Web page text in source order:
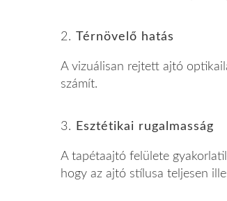
2. Térnövelő hatás
A vizuálisan rejtett ajtó
számít.
3. Esztétikai rugalmasság
A tapétaajtó felülete
hogy az ajtó stílusa teljesen